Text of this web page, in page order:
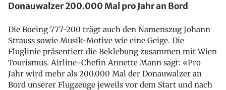
Donauwalzer 200.000 Mal pro Jahr an Bord
Die Boeing 777-200 trägt auch den Namenszug Johann
Strauss sowie Musik-Motive wie eine Geige. Die
Fluglinie präsentiert die Beklebung zusammen mit Wien
Tourismus. Airline-Chefin Annette Mann sagt: «Pro
Jahr wird mehr als 200.000 Mal der Donauwalzer an
Bord unserer Flugzeuge jeweils vor dem Start und nach